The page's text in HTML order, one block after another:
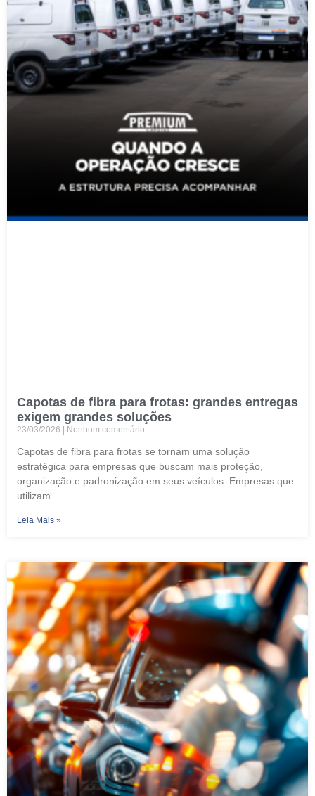
Capotas de fibra para frotas: grandes entregas
exigem grandes soluções
23/03/2026 Nenhum comentário
Capotas de fibra para frotas se tornam uma solução
estratégica para empresas que buscam mais proteção,
organização e padronização em seus veículos. Empresas que
utilizam
Leia Mais »